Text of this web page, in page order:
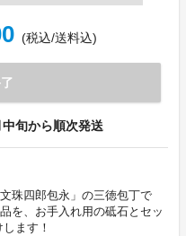
(税込/送料込)
旬から順次発送
珠四郎包永」の三徳包丁で
を、お手入れ用の砥石とセッ
ます！